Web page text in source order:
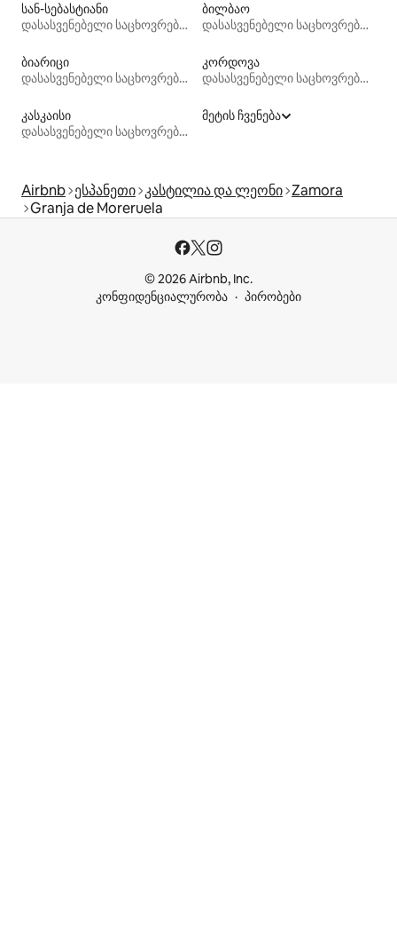
სან-სებასტიანი
დასასვენებელი საცხოვრებლები
ბილბაო
დასასვენებელი საცხოვრებლები
ბიარიცი
დასასვენებელი საცხოვრებლები
კორდოვა
დასასვენებელი საცხოვრებლები
კასკაისი
დასასვენებელი საცხოვრებლები
მეტის ჩვენება
Airbnb ესპანეთი კასტილია და ლეონი Zamora
Granja de Moreruela
© 2026 Airbnb, Inc.
კონფიდენციალურობა
პირობები